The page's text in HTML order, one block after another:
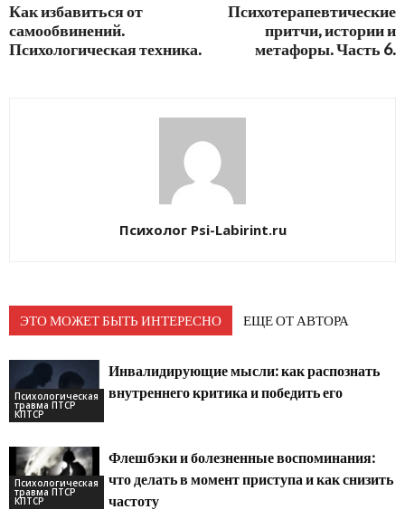
Как избавиться от
самообвинений.
Психологическая техника.
Психотерапевтические
притчи, истории и
метафоры. Часть 6.
Психолог Psi-Labirint.ru
ЭТО МОЖЕТ БЫТЬ ИНТЕРЕСНО ЕЩЕ ОТ АВТОРА
Психологическая
травма ПТСР
КПТСР
Инвалидирующие мысли: как распознать
внутреннего критика и победить его
Психологическая
травма ПТСР
КПТСР
Флешбэки и болезненные воспоминания:
что делать в момент приступа и как снизить
частоту